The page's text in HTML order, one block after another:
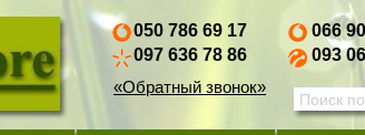
050 786 69 17
097 636 78 86
«Обратный звонок»
066
093